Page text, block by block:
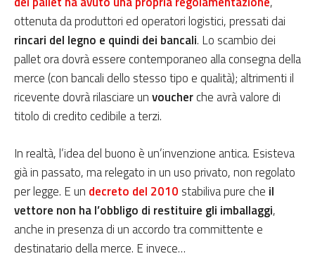
ottenuta da produttori ed operatori logistici, pressati dai
rincari del legno e quindi dei bancali. Lo scambio dei
pallet ora dovrà essere contemporaneo alla consegna della
merce (con bancali dello stesso tipo e qualità); altrimenti il
ricevente dovrà rilasciare unvoucherche avrà valore di
titolo di credito cedibile a terzi.
In realtà, l’idea del buono è un’invenzione antica. Esisteva
già in passato, ma relegato in un uso privato, non regolato
per legge. E un decreto del 2010 stabiliva pure che il
vettore non ha l’obbligo di restituire gli imballaggi,
anche in presenza di un accordo tra committente e
destinatario della merce. E invece…